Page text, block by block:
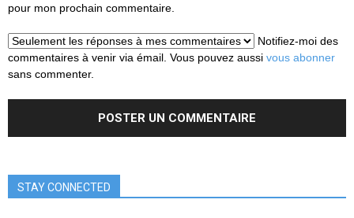
pour mon prochain commentaire.
Notifiez-moi des
commentaires à venir via émail. Vous pouvez aussi vous abonner
sans commenter.
STAY CONNECTED